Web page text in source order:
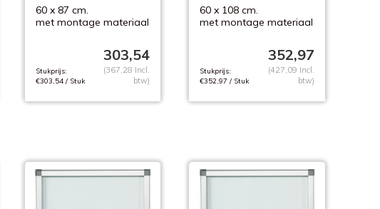
60 x 87 cm.
met montage materiaal
303,54
Stukprijs:
€303,54 / Stuk
(367,28 Incl.
btw)
60 x 108 cm.
met montage materiaal
352,97
Stukprijs:
€352,97 / Stuk
(427,09 Incl.
btw)